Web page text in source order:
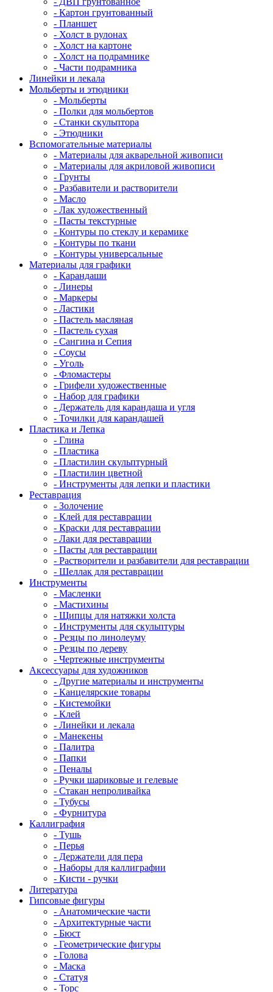
- Картон грунтованный
- Планшет
- Холст в рулонах
- Холст на картоне
- Холст на подрамнике
- Части подрамника
Линейки и лекала
Мольберты и этюдники
- Мольберты
- Полки для мольбертов
- Станки скульптора
- Этюдники
Вспомогательные материалы
- Материалы для акварельной живописи
- Материалы для акриловой живописи
- Грунты
- Разбавители и растворители
- Масло
- Лак художественный
- Пасты текстурные
- Контуры по стеклу и керамике
- Контуры по ткани
- Контуры универсальные
Материалы для графики
- Карандаши
- Линеры
- Маркеры
- Ластики
- Пастель масляная
- Пастель сухая
- Сангина и Сепия
- Соусы
- Уголь
- Фломастеры
- Грифели художественные
- Набор для графики
- Держатель для карандаша и угля
- Точилки для карандашей
Пластика и Лепка
- Глина
- Пластика
- Пластилин скульптурный
- Пластилин цветной
- Инструменты для лепки и пластики
Реставрация
- Золочение
- Клей для реставрации
- Краски для реставрации
- Лаки для реставрации
- Пасты для реставрации
- Растворители и разбавители для реставрации
- Шеллак для реставрации
Инструменты
- Масленки
- Мастихины
- Щипцы для натяжки холста
- Инструменты для скульптуры
- Резцы по линолеуму
- Резцы по дереву
- Чертежные инструменты
Аксессуары для художников
- Другие материалы и инструменты
- Канцелярские товары
- Кистемойки
- Клей
- Линейки и лекала
- Манекены
- Палитра
- Папки
- Пеналы
- Ручки шариковые и гелевые
- Стакан непроливайка
- Тубусы
- Фурнитура
Каллиграфия
- Тушь
- Перья
- Держатели для пера
- Наборы для каллиграфии
- Кисти - ручки
Литература
Гипсовые фигуры
- Анатомические части
- Архитектурные части
- Бюст
- Геометрические фигуры
- Голова
- Маска
- Статуя
- Торс